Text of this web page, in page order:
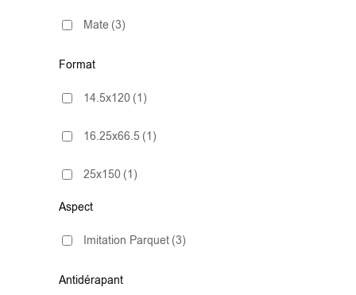
Mate (3)
Format
14.5x120 (1)
16.25x66.5 (1)
25x150 (1)
Aspect
Imitation Parquet (3)
Antidérapant